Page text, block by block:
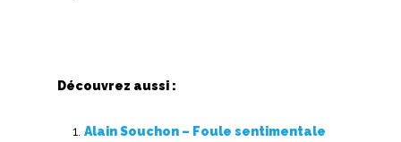
Découvrez aussi :
Alain Souchon – Foule sentimentale
X